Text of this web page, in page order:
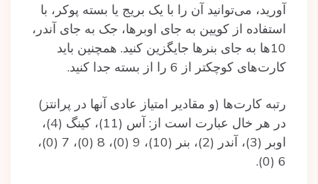
آورید، می‌توانید آن را با یک بریج یا بسته‌ پوکر، با
استفاده‌ از کویین به جای اوبرها، جک به جای آندر،
10ها به جای بنرها جایگزین کنید. همچنین باید
کارت‌های کوچکتر از 6 را از بسته‌ جدا کنید.
رتبه کارت‌ها (و مقادیر امتیاز عادی آنها در پرانتز)
در هر خال عبارت است از: آس (11)، کینگ (4)،
اوبر (3)، آندر (2)، بنر (10)، 9 (0)، 8 (0)، 7 (0)،
6 (0).